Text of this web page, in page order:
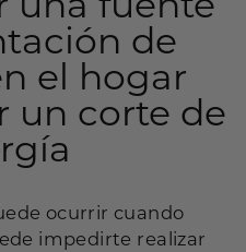
de
el hogar
un corte de
ocurrir cuando
impedirte realizar